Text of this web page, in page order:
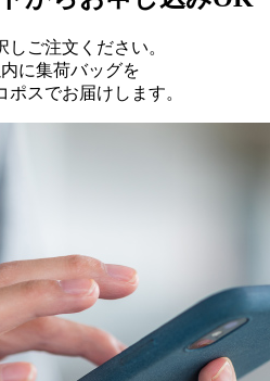
ご注文ください。
に集荷バッグを
スでお届けします。